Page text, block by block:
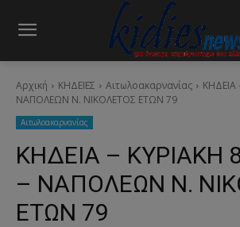
Αρχική ΚΗΔΕΙΕΣ Aιτωλοακαρνανίας
ΚΗΔΕΙΑ
ΝΑΠΟΛΕΩΝ Ν. ΝΙΚΟΛΕΤΟΣ ΕΤΩΝ 79
Aιτωλοακαρνανίας
ΚΗΔΕΙΑ – ΚΥΡΙΑΚΗ
– ΝΑΠΟΛΕΩΝ Ν.
ΕΤΩΝ 79